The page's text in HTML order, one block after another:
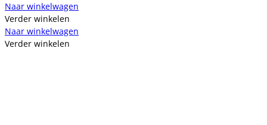
Naar winkelwagen
Verder winkelen
Naar winkelwagen
Verder winkelen